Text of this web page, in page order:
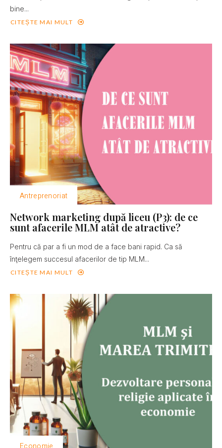
bine...
CITEȘTE MAI MULT
Antreprenoriat
Network marketing după liceu (P3): de ce
sunt afacerile MLM atât de atractive?
Pentru că par a fi un mod de a face bani rapid. Ca să
înţelegem succesul afacerilor de tip MLM...
CITEȘTE MAI MULT